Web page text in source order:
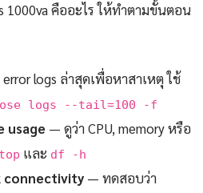
1000va คืออะไร ให้ทำตามขั้นตอน
logs ล่าสุดเพื่อหาสาเหตุ ใช้
logs --tail=100 -f
usage — ดูว่า CPU, memory หรือ
และ df -h
connectivity — ทดสอบว่า